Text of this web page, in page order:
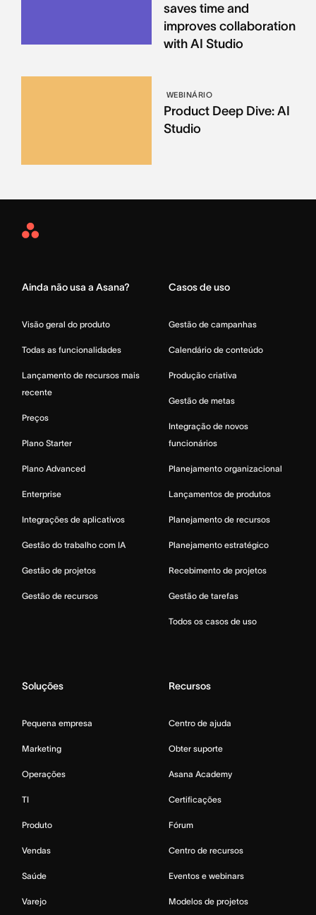
saves time and
improves collaboration
with AI Studio
WEBINÁRIO
Product Deep Dive: AI
Studio
Asana
Ainda não usa a Asana?
Visão geral do produto
Todas as funcionalidades
Lançamento de recursos mais
recente
Preços
Plano Starter
Plano Advanced
Enterprise
Integrações de aplicativos
Gestão do trabalho com IA
Gestão de projetos
Gestão de recursos
Casos de uso
Gestão de campanhas
Calendário de conteúdo
Produção criativa
Gestão de metas
Integração de novos
funcionários
Planejamento organizacional
Lançamentos de produtos
Planejamento de recursos
Planejamento estratégico
Recebimento de projetos
Gestão de tarefas
Todos os casos de uso
Soluções
Pequena empresa
Marketing
Operações
TI
Produto
Vendas
Saúde
Varejo
Recursos
Centro de ajuda
Obter suporte
Asana Academy
Certificações
Fórum
Centro de recursos
Eventos e webinars
Modelos de projetos